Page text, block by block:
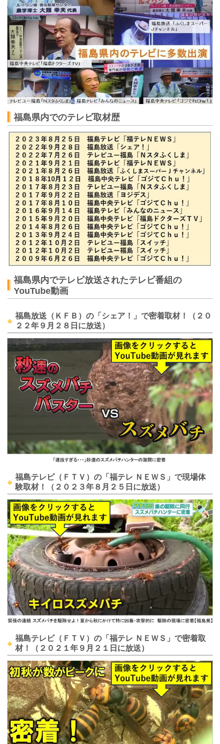
福島県内でのテレビ取材歴
福島県内でテレビ放送されたテレビ番組の
YouTube動画
福島放送（ＫＦＢ）の「シェア！」で密着取材！（２０
２２年９月２８日に放送）
福島テレビ（ＦＴＶ）の「福テレ ＮＥＷＳ」で現場体
験取材！（２０２３年８月２５日に放送）
福島テレビ（ＦＴＶ）の「福テレ ＮＥＷＳ」で密着取
材！（２０２１年９月２１日に放送）